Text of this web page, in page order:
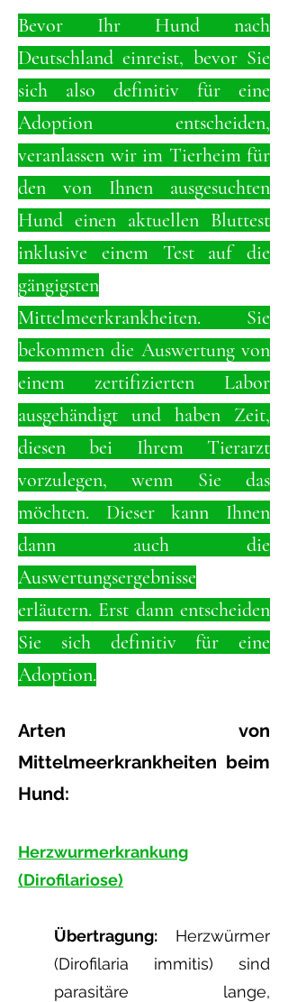
Bevor Ihr Hund nach
Deutschland einreist, bevor Sie
sich also definitiv für eine
Adoption entscheiden,
veranlassen wir im Tierheim für
den von Ihnen ausgesuchten
Hund einen aktuellen Bluttest
inklusive einem Test auf die
gängigsten
Mittelmeerkrankheiten. Sie
bekommen die Auswertung von
einem zertifizierten Labor
ausgehändigt und haben Zeit,
diesen bei Ihrem Tierarzt
vorzulegen, wenn Sie das
möchten. Dieser kann Ihnen
dann auch die
Auswertungsergebnisse
erläutern. Erst dann entscheiden
Sie sich definitiv für eine
Adoption.
Arten von
Mittelmeerkrankheiten beim
Hund:
Herzwurmerkrankung
(Dirofilariose)
Übertragung: Herzwürmer
(Dirofilaria immitis) sind
parasitäre lange,